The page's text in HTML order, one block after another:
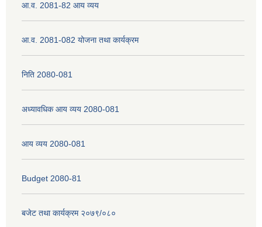
आ.व. 2081-82 आय व्यय
आ.व. 2081-082 योजना तथा कार्यक्रम
निति 2080-081
अध्यावधिक आय व्यय 2080-081
आय व्यय 2080-081
Budget 2080-81
बजेट तथा कार्यक्रम २०७९/०८०